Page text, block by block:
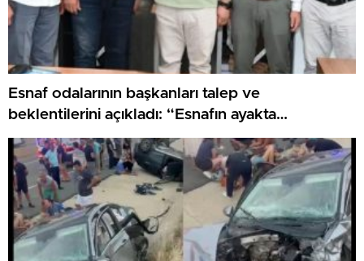
Esnaf odalarının başkanları talep ve
beklentilerini açıkladı: “Esnafın ayakta
kalabilmesi için öncelik krediye erişim olmalı”